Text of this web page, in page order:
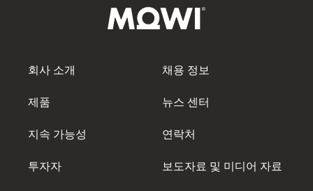
잘 돌볼 수 있도록 구체적인 약속을 통해 뒷받침됩니다.
니스의 성공에도 영향을 미칩니다. 따라서 주요 이해관
신뢰는 Mowi의 핵심 가치 중 하나이므로 이해관계자
해결하고, 파트너십을 구축할 수 있는 모든 기회를 소중
히 여깁니다. 이해관계자의 요구와 관심사를 이해하면
자세히 보기
회사 소개
제품
지속 가능성
투자자
채용 정보
뉴스 센터
연락처
보도자료 및 미디어 자료